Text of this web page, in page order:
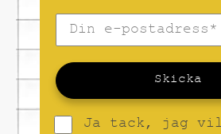
Skicka
Ja tack, jag